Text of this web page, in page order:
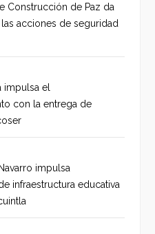
Construcción de Paz da
acciones de seguridad
impulsa el
con la entrega de
impulsa
infraestructura educativa